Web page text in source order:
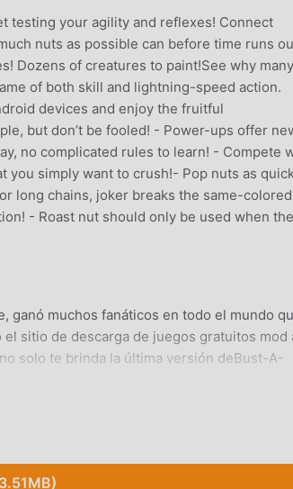
testing your agility and reflexes! Connect
nuts as possible can before time runs
Dozens of creatures to paint!See why many
of both skill and lightning-speed action.
devices and enjoy the fruitful
but don’t be fooled! - Power-ups offer
no complicated rules to learn! - Compete
simply want to crush!- Pop nuts as
long chains, joker breaks the same-colored
- Roast nut should only be used when
ganó muchos fanáticos en todo el mundo
sitio de descarga de juegos gratuitos mod
solo te brinda la última versión deBust-A-
el juego en sí. moddroid promete que
descargar e instalar Bust-A-Nut 3.8